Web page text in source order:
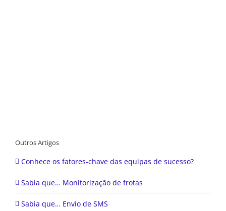
Outros Artigos
Conhece os fatores-chave das equipas de sucesso?
Sabia que… Monitorização de frotas
Sabia que… Envio de SMS